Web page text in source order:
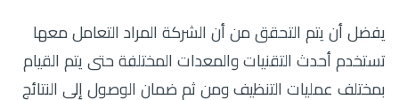
يفضل أن يتم التحقق من أن الشركة المراد التعامل معها
تستخدم أحدث التقنيات والمعدات المختلفة حتى يتم القيام
بمختلف عمليات التنظيف ومن ثم ضمان الوصول إلى النتائج